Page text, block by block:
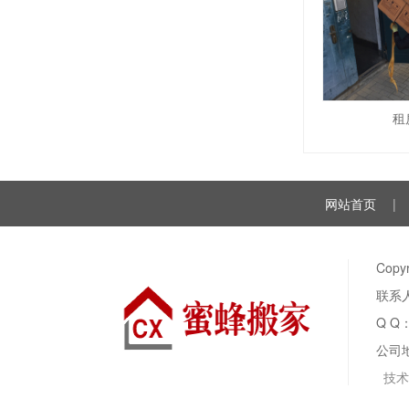
租
网站首页 |
联系
Q Q
公司
技